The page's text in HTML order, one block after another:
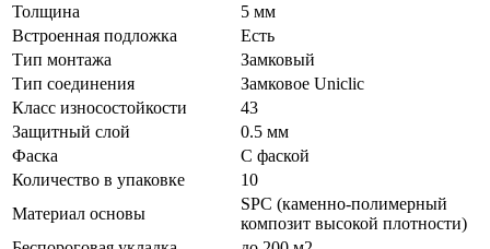
Толщина
5 мм
Встроенная подложка
Есть
Тип монтажа
Замковый
Тип соединения
Замковое Uniclic
Класс износостойкости
43
Защитный слой
0.5 мм
Фаска
С фаской
Количество в упаковке
10
Материал основы
SPC (каменно-полимерный
композит высокой плотности)